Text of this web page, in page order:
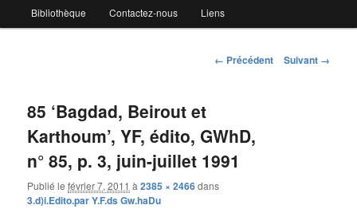
au
Bibliothèque Contactez-nous Liens
Navigation
← Précédent Suivant →
85 ‘Bagdad, Beirout et
Karthoum’, YF, édito, GWhD,
n° 85, p. 3, juin-juillet 1991
Publié lefévrier 7, 2011 à2385 × 2466dans
3.d)i.Edito.par Y.F.ds Gw.haDu